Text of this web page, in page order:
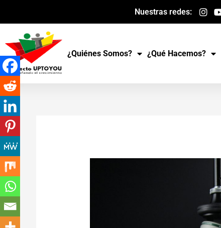
al
contenido
Nuestras redes:
¿Quiénes Somos? ¿Qué Hacemos?